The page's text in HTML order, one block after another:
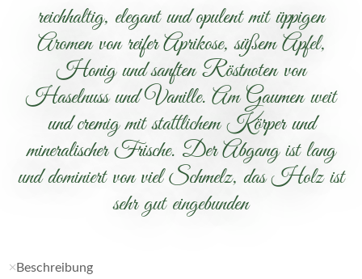
reichhaltig, elegant und opulent mit üppigen
Aromen von reifer Aprikose, süßem Apfel,
Honig und sanften Röstnoten von
Haselnuss und Vanille. Am Gaumen weit
und cremig mit stattlichem Körper und
mineralischer Frische. Der Abgang ist lang
und dominiert von viel Schmelz, das Holz ist
sehr gut eingebunden
Beschreibung